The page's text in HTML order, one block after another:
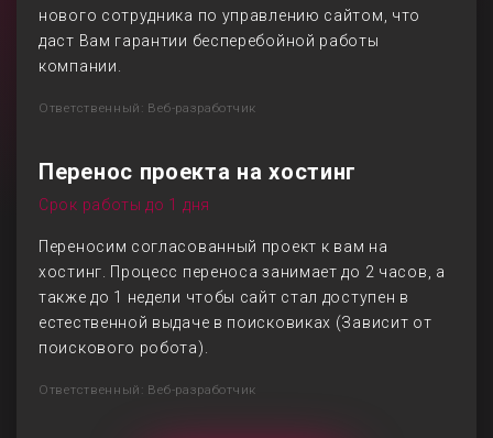
нового сотрудника по управлению сайтом, что
даст Вам гарантии бесперебойной работы
компании.
Ответственный: Веб-разработчик
Перенос проекта на хостинг
Срок работы до 1 дня
Переносим согласованный проект к вам на
хостинг. Процесс переноса занимает до 2 часов, а
также до 1 недели чтобы сайт стал доступен в
естественной выдаче в поисковиках (Зависит от
поискового робота).
Ответственный: Веб-разработчик